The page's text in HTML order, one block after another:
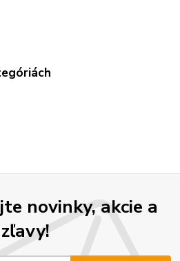
novinky, akcie a
zľavy!